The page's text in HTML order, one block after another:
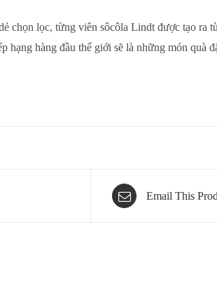
chọn lọc, từng viên sôcôla Lindt được tạo ra
hàng đầu thế giới sẽ là những món quà
Email This